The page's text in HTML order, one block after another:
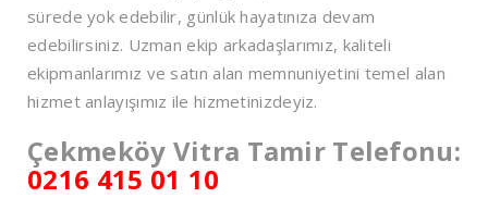
sürede yok edebilir, günlük hayatınıza devam
edebilirsiniz. Uzman ekip arkadaşlarımız, kaliteli
ekipmanlarımız ve satın alan memnuniyetini temel alan
hizmet anlayışımız ile hizmetinizdeyiz.
Çekmeköy Vitra Tamir Telefonu:
0216 415 01 10